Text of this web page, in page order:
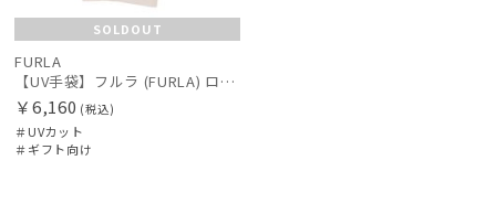
SOLDOUT
FURLA
【UV手袋】フルラ (FURLA) ロング ＵＶ手袋 ミモザ 指無し 接触冷感
￥6,160 (税込)
＃UVカット
＃ギフト向け